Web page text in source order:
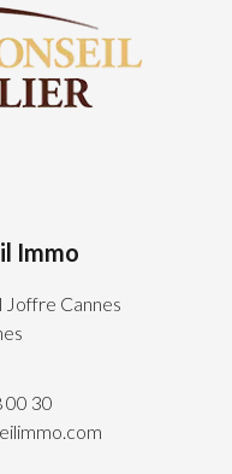
Immo
Joffre Cannes
00 30